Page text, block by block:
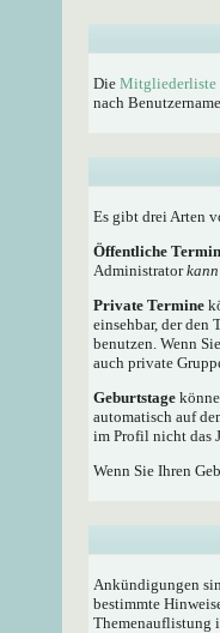
Die Mitgliederliste
nach
Es gibt drei Arten
Öffentliche
Administratorkann
Private Termine
einsehbar, der den
benutzen. Wenn
auch private
Geburtstage
automatisch auf
im Profil nicht das
Wenn Sie Ihren
Ankündigungen
bestimmte
Themenauflistung